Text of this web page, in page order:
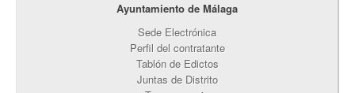
Ayuntamiento de Málaga
Sede Electrónica
Perfil del contratante
Tablón de Edictos
Juntas de Distrito